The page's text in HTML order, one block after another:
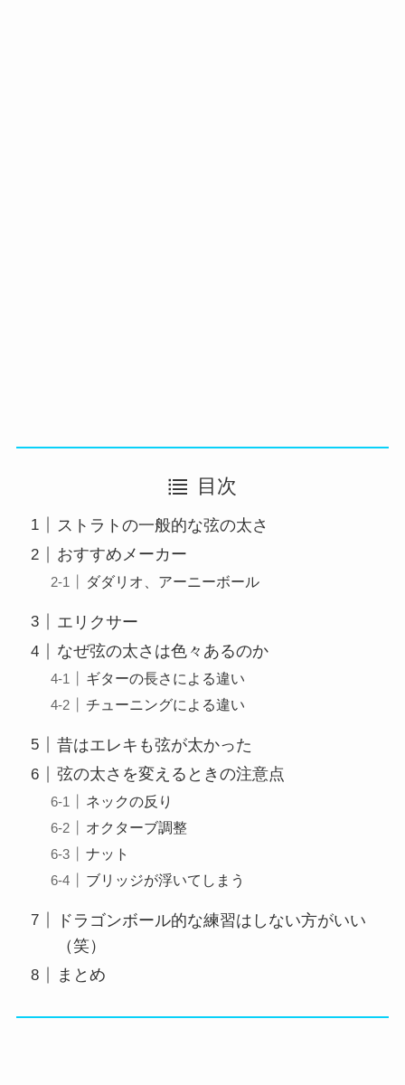
目次
ストラトの一般的な弦の太さ
おすすめメーカー
ダダリオ、アーニーボール
エリクサー
なぜ弦の太さは色々あるのか
ギターの長さによる違い
チューニングによる違い
昔はエレキも弦が太かった
弦の太さを変えるときの注意点
ネックの反り
オクターブ調整
ナット
ブリッジが浮いてしまう
ドラゴンボール的な練習はしない方がいい
（笑）
まとめ